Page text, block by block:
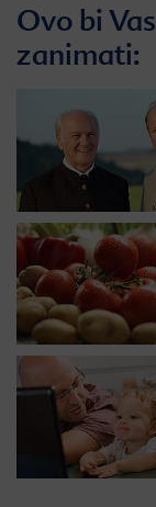
Ovo bi
zanimati: